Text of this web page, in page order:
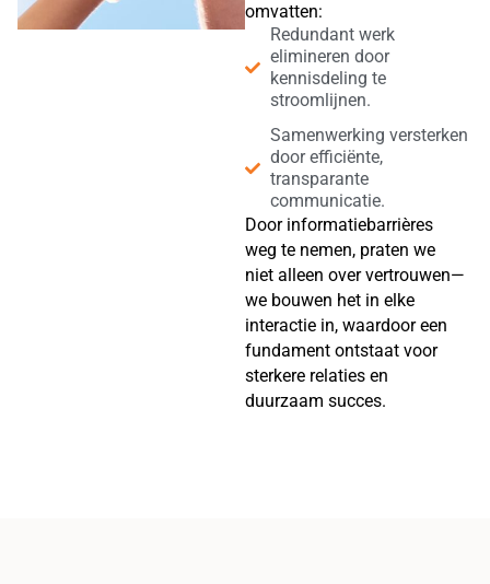
omvatten:
Redundant werk
elimineren door
kennisdeling te
stroomlijnen.
Samenwerking versterken
door efficiënte,
transparante
communicatie.
Door informatiebarrières
weg te nemen, praten we
niet alleen over vertrouwen—
we bouwen het in elke
interactie in, waardoor een
fundament ontstaat voor
sterkere relaties en
duurzaam succes.